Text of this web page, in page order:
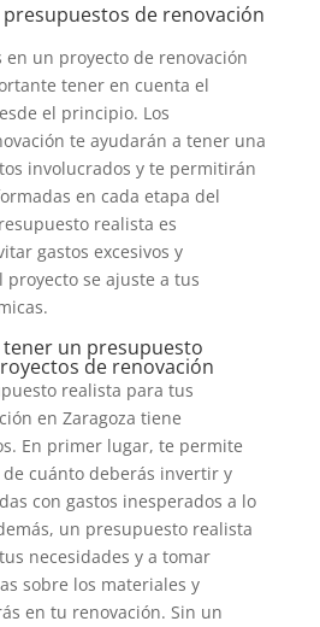
de renovación
en un proyecto de renovación
tener en cuenta el
el principio. Los
te ayudarán a tener una
involucrados y te permitirán
en cada etapa del
realista es
gastos excesivos y
se ajuste a tus
un presupuesto
de renovación
realista para tus
en Zaragoza tiene
En primer lugar, te permite
cuánto deberás invertir y
con gastos inesperados a lo
un presupuesto realista
necesidades y a tomar
sobre los materiales y
en tu renovación. Sin un